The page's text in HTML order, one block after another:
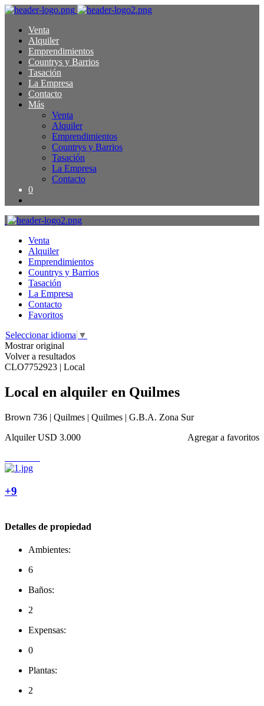
Venta
Alquiler
Emprendimientos
Countrys y Barrios
Tasación
La Empresa
Contacto
Más
Venta
Alquiler
Emprendimientos
Countrys y Barrios
Tasación
La Empresa
Contacto
0
Venta
Alquiler
Emprendimientos
Countrys y Barrios
Tasación
La Empresa
Contacto
Favoritos
Seleccionar idioma ▼
Mostrar original
Volver a resultados
CLO7752923 | Local
Local en alquiler en Quilmes
Brown 736 | Quilmes | Quilmes | G.B.A. Zona Sur
Agregar a favoritos
Alquiler USD 3.000
+9
Detalles de propiedad
Ambientes:
6
Baños:
2
Expensas:
0
Plantas:
2